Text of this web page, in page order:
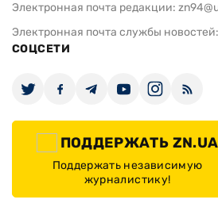
Электронная почта редакции:
Электронная почта службы новостей:
СОЦСЕТИ
ПОДДЕРЖАТЬ ZN.UA
Поддержать независимую
журналистику!